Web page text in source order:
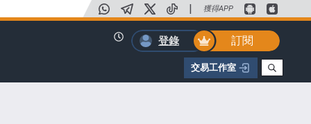
| 獲得APP
登錄
訂閱
交易工作室